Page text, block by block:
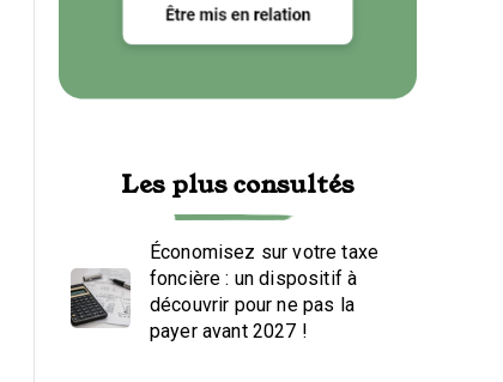
Les plus consultés
Économisez sur votre taxe
foncière : un dispositif à
découvrir pour ne pas la
payer avant 2027 !